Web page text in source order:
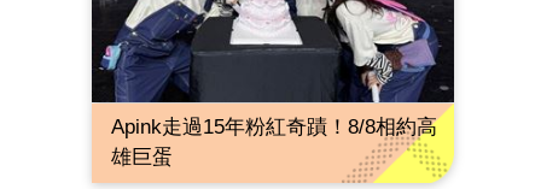
Apink走過15年粉紅奇蹟！8/8相約高
雄巨蛋